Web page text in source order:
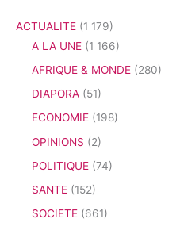
ACTUALITE (1 179)
A LA UNE (1 166)
AFRIQUE & MONDE (280)
DIAPORA (51)
ECONOMIE (198)
OPINIONS (2)
POLITIQUE (74)
SANTE (152)
SOCIETE (661)